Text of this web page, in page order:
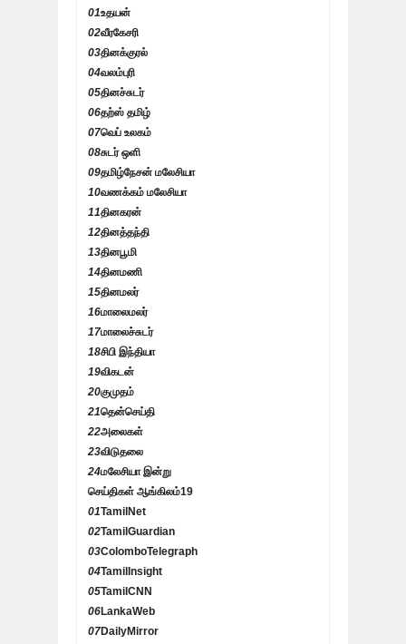
01உதயன்
02வீரகேசரி
03தினக்குரல்
04வலம்புரி
05தினச்சுடர்
06தற்ஸ் தமிழ்
07வெப் உலகம்
08சுடர் ஒளி
09தமிழ்நேசன் மலேசியா
10வணக்கம் மலேசியா
11தினகரன்
12தினத்தந்தி
13தினபூமி
14தினமணி
15தினமலர்
16மாலைமலர்
17மாலைச்சுடர்
18சிபி இந்தியா
19விகடன்
20குமுதம்
21தென்செய்தி
22அலைகள்
23விடுதலை
24மலேசியா இன்று
செய்திகள் ஆங்கிலம்19
01TamilNet
02TamilGuardian
03ColomboTelegraph
04TamilInsight
05TamilCNN
06LankaWeb
07DailyMirror